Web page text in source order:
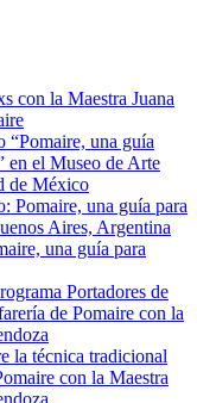
con la Maestra Juana
“Pomaire, una guía
en el Museo de Arte
de México
Pomaire, una guía para
Aires, Argentina
una guía para
Portadores de
de Pomaire con la
la técnica tradicional
con la Maestra